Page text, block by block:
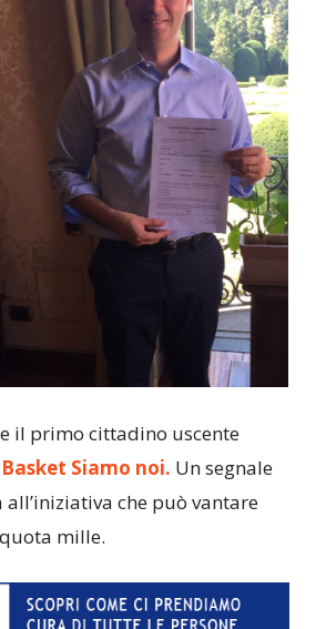
e il primo cittadino uscente
Basket Siamo noi. Un segnale
che può vantare
mille.